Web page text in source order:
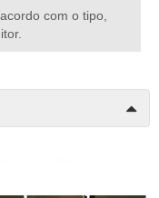
com o tipo,